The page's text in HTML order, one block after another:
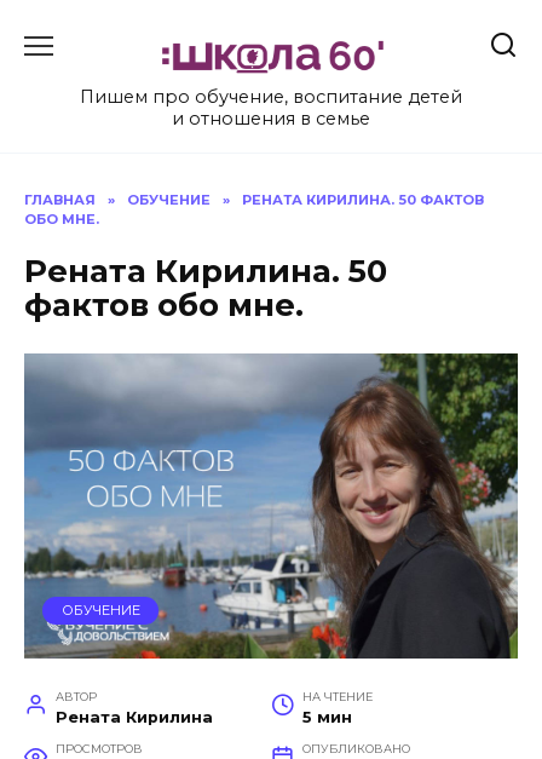
Пишем про обучение, воспитание детей
и отношения в семье
ГЛАВНАЯ » ОБУЧЕНИЕ »
РЕНАТА КИРИЛИНА. 50 ФАКТОВ
ОБО МНЕ.
Рената Кирилина. 50
фактов обо мне.
ОБУЧЕНИЕ
АВТОР
Рената Кирилина
НА ЧТЕНИЕ
5 мин
ПРОСМОТРОВ ОПУБЛИКОВАНО